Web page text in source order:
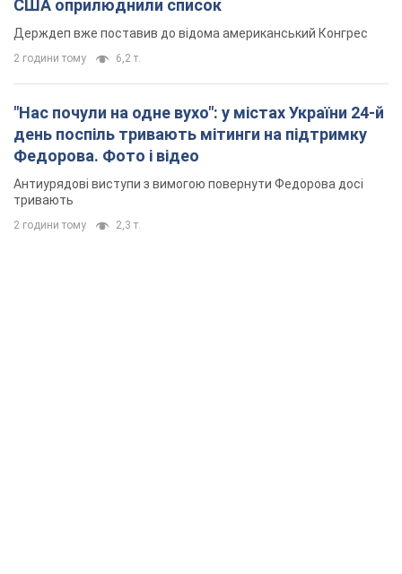
США оприлюднили список
Держдеп вже поставив до відома американський Конгрес
2 години тому 6,2 т.
"Нас почули на одне вухо": у містах України 24-й
день поспіль тривають мітинги на підтримку
Федорова. Фото і відео
Антиурядові виступи з вимогою повернути Федорова досі
тривають
2 години тому 2,3 т.